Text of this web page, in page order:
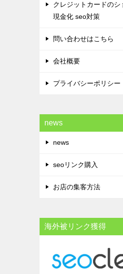
クレジットカードのシ
現金化 seo対策
問い合わせはこちら
会社概要
プライバシーポリシー
news
news
seoリンク購入
お店の集客方法
海外被リンク獲得